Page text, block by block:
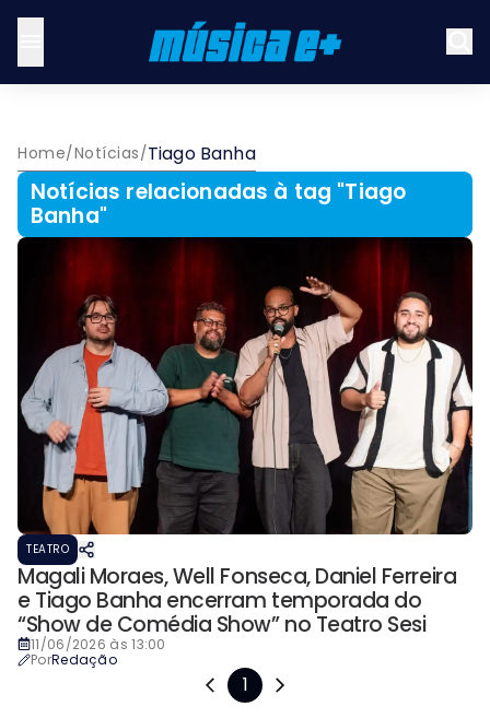
Home/Notícias/Tiago Banha
Notícias relacionadas à tag "Tiago
Banha"
TEATRO
Magali Moraes, Well Fonseca, Daniel Ferreira
e Tiago Banha encerram temporada do
“Show de Comédia Show” no Teatro Sesi
11/06/2026 às 13:00
PorRedação
1